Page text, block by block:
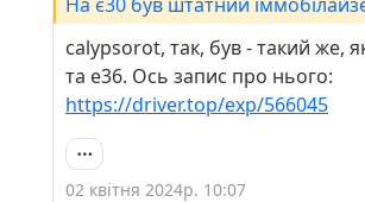
calypsorot, так, був - такий же,
та е36. Ось запис про нього:
https://driver.top/exp/566045
02 квітня 2024р. 10:07